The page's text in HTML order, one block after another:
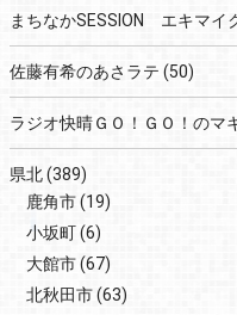
まちなかSESSION エキマイ
佐藤有希のあさラテ (50)
ラジオ快晴ＧＯ！ＧＯ！のマ
県北(389)
鹿角市(19)
小坂町(6)
大館市(67)
北秋田市(63)